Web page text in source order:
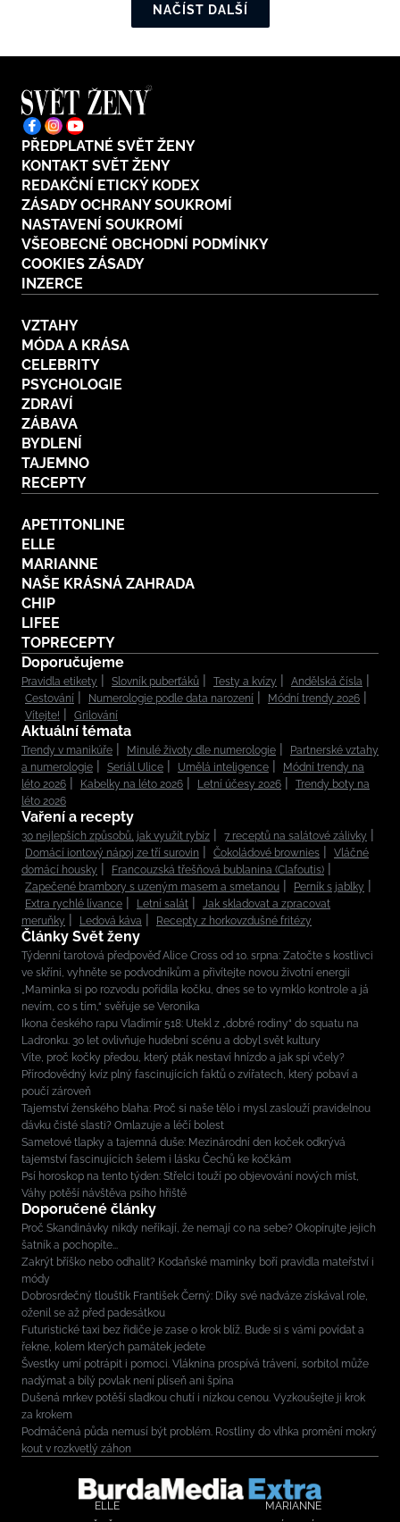
NAČÍST DALŠÍ
PŘEDPLATNÉ SVĚT ŽENY
KONTAKT SVĚT ŽENY
REDAKČNÍ ETICKÝ KODEX
ZÁSADY OCHRANY SOUKROMÍ
NASTAVENÍ SOUKROMÍ
VŠEOBECNÉ OBCHODNÍ PODMÍNKY
COOKIES ZÁSADY
INZERCE
VZTAHY
MÓDA A KRÁSA
CELEBRITY
PSYCHOLOGIE
ZDRAVÍ
ZÁBAVA
BYDLENÍ
TAJEMNO
RECEPTY
APETITONLINE
ELLE
MARIANNE
NAŠE KRÁSNÁ ZAHRADA
CHIP
LIFEE
TOPRECEPTY
Doporučujeme
Pravidla etikety Slovník puberťáků Testy a kvízy
Andělská čísla
Cestování
Numerologie podle data narození
Módní trendy 2026
Vítejte!
Grilování
Aktuální témata
Trendy v manikúře Minulé životy dle numerologie
Partnerské vztahy
a numerologie
Seriál Ulice Umělá inteligence
Módní trendy na
léto 2026
Kabelky na léto 2026 Letní účesy 2026
Trendy boty na
léto 2026
Vaření a recepty
30 nejlepších způsobů, jak využít rybíz
7 receptů na salátové zálivky
Domácí iontový nápoj ze tří surovin
Čokoládové brownies
Vláčné
domácí housky
Francouzská třešňová bublanina (Clafoutis)
Zapečené brambory s uzeným masem a smetanou
Perník s jablky
Extra rychlé lívance
Letní salát
Jak skladovat a zpracovat
meruňky
Ledová káva Recepty z horkovzdušné fritézy
Články Svět ženy
Týdenní tarotová předpověď Alice Cross od 10. srpna: Zatočte s kostlivci
ve skříni, vyhněte se podvodníkům a přivítejte novou životní energii
„Maminka si po rozvodu pořídila kočku, dnes se to vymklo kontrole a já
nevím, co s tím,“ svěřuje se Veronika
Ikona českého rapu Vladimír 518: Utekl z „dobré rodiny“ do squatu na
Ladronku. 30 let ovlivňuje hudební scénu a dobyl svět kultury
Víte, proč kočky předou, který pták nestaví hnízdo a jak spí včely?
Přírodovědný kvíz plný fascinujících faktů o zvířatech, který pobaví a
poučí zároveň
Tajemství ženského blaha: Proč si naše tělo i mysl zaslouží pravidelnou
dávku čisté slasti? Omlazuje a léčí bolest
Sametové tlapky a tajemná duše: Mezinárodní den koček odkrývá
tajemství fascinujících šelem i lásku Čechů ke kočkám
Psí horoskop na tento týden: Střelci touží po objevování nových míst,
Váhy potěší návštěva psího hřiště
Doporučené články
Proč Skandinávky nikdy neříkají, že nemají co na sebe? Okopírujte jejich
šatník a pochopíte...
Zakrýt bříško nebo odhalit? Kodaňské maminky boří pravidla mateřství i
módy
Dobrosrdečný tlouštík František Černý: Díky své nadváze získával role,
oženil se až před padesátkou
Futuristické taxi bez řidiče je zase o krok blíž. Bude si s vámi povídat a
řekne, kolem kterých památek jedete
Švestky umí potrápit i pomoci. Vláknina prospívá trávení, sorbitol může
nadýmat a bílý povlak není plíseň ani špína
Dušená mrkev potěší sladkou chutí i nízkou cenou. Vyzkoušejte ji krok
za krokem
Podmáčená půda nemusí být problém. Rostliny do vlhka promění mokrý
kout v rozkvetlý záhon
ELLE
MARIANNE